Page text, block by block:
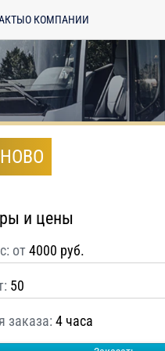
О КОМПАНИИ
и цены
от4000 руб.
50
заказа: 4 часа